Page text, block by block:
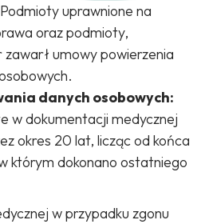
Podmioty uprawnione na
oraz podmioty,
umowy powierzenia
danych osobowych:
w dokumentacji medycznej
okres 20 lat, licząc od końca
którym dokonano ostatniego
w przypadku zgonu